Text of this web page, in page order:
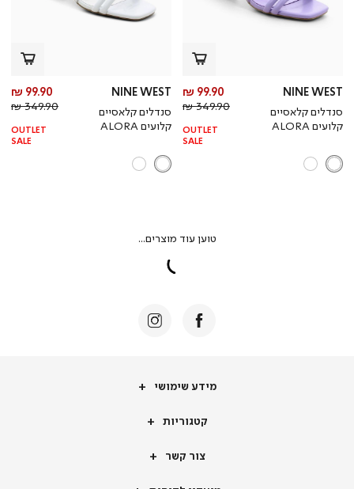
NINE WEST
סנדלים קלאסיים
קלועים ALORA
מחיר
מוצר
99.90 ₪
מחיר
רגיל
349.90 ₪
OUTLET
SALE
NINE WEST
סנדלים קלאסיים
קלועים ALORA
99.90 ₪
349.90 ₪
OUTLET
SALE
מידע
מידע שימושי
קטגוריותקטגוריות
צור
צור קשר